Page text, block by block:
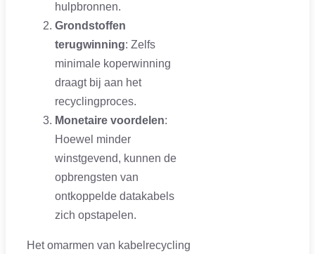
hulpbronnen.
Grondstoffen
terugwinning: Zelfs
minimale koperwinning
draagt bij aan het
recyclingproces.
Monetaire voordelen:
Hoewel minder
winstgevend, kunnen de
opbrengsten van
ontkoppelde datakabels
zich opstapelen.
Het omarmen van kabelrecycling